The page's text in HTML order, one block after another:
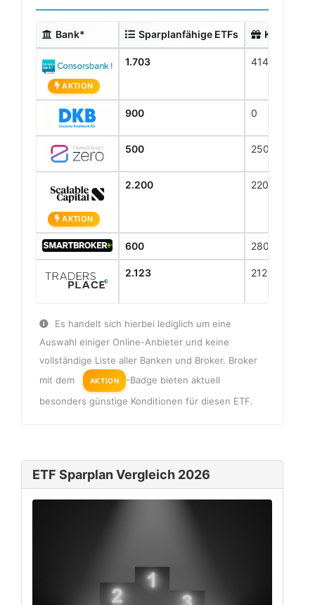
Bank* Sparplanfähige ETFs
AKTION
1.703 414
900 0
500 250
AKTION
2.200 2200
600 280
2.123 2123
Es handelt sich hierbei lediglich um eine
Auswahl einiger Online-Anbieter und keine
vollständige Liste aller Banken und Broker. Broker
mit dem
AKTION
-Badge bieten aktuell
besonders günstige Konditionen für diesen ETF.
ETF Sparplan Vergleich 2026